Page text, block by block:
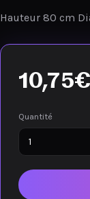
Hauteur 80 cm
10,75€
Quantité